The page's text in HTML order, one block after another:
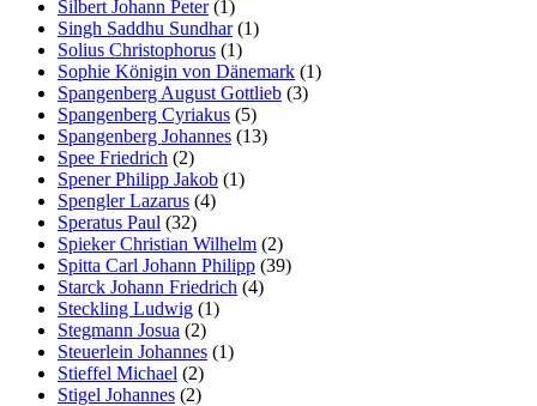
Silbert Johann Peter(1)
Singh Saddhu Sundhar(1)
Solius Christophorus (1)
Sophie Königin von Dänemark (1)
Spangenberg August Gottlieb (3)
Spangenberg Cyriakus (5)
Spangenberg Johannes (13)
Spee Friedrich (2)
Spener Philipp Jakob (1)
Spengler Lazarus (4)
Speratus Paul (32)
Spieker Christian Wilhelm (2)
Spitta Carl Johann Philipp (39)
Starck Johann Friedrich (4)
Steckling Ludwig (1)
Stegmann Josua (2)
Steuerlein Johannes (1)
Stieffel Michael (2)
Stigel Johannes (2)